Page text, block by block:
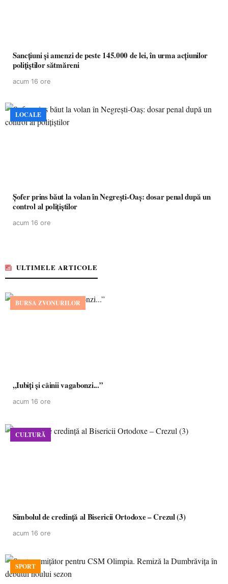
Sancțiuni și amenzi de peste 145.000 de lei, în urma acțiunilor
polițiștilor sătmăreni
acum 16 ore
LOCALE
Șofer prins băut la volan în Negrești-Oaș: dosar penal după un
control al polițiștilor
acum 16 ore
ULTIMELE ARTICOLE
BURSA ZVONURILOR
,,Iubiți și câinii vagabonzi...”
acum 16 ore
CULTURĂ
Simbolul de credinţă al Bisericii Ortodoxe – Crezul (3)
acum 16 ore
SPORT